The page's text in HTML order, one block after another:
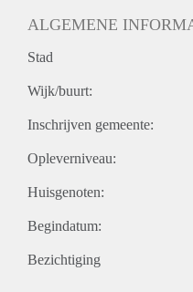
ALGEMENE
Stad
Wijk/buurt:
Inschrijven gemeente:
Opleverniveau:
Huisgenoten:
Begindatum:
Bezichtiging